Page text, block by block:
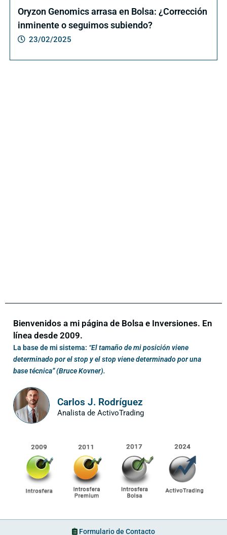
Oryzon Genomics arrasa en Bolsa: ¿Corrección
inminente o seguimos subiendo?
23/02/2025
Bienvenidos a mi página de Bolsa e Inversiones. En
línea desde 2009.
La base de mi sistema: “El tamaño de mi posición viene
determinado por el stop y el stop viene determinado por una
base técnica” (Bruce Kovner).
Carlos J. Rodríguez
Analista de ActivoTrading
Formulario de Contacto